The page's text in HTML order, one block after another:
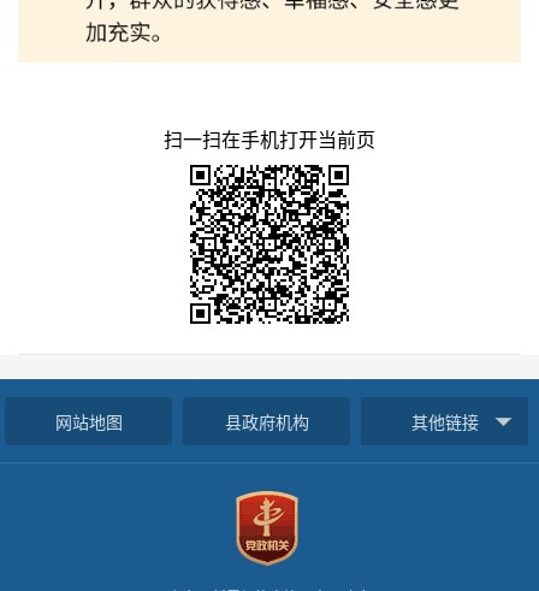
扫一扫在手机打开当前页
网站地图 县政府机构 其他链接